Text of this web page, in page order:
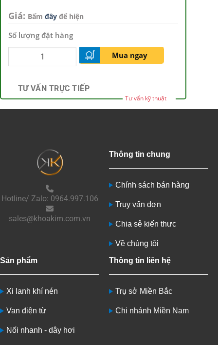
Giá: Bấm đây để hiện
Số lượng đặt hàng
Mua ngay
TƯ VẤN TRỰC TIẾP
Tư vấn kỹ thuật
Hotline/ Zalo: 0964.997.106
sales@khoakim.com.vn
Thông tin chung
Chính sách bán hàng
Truy vấn đơn
Chia sẻ kiến thưc
Về chúng tôi
Sản phẩm
Xi lanh khí nén
Van điện từ
Nối nhanh - dây hơi
Thông tin liên hệ
Trụ sở Miền Bắc
Chi nhánh Miền Nam